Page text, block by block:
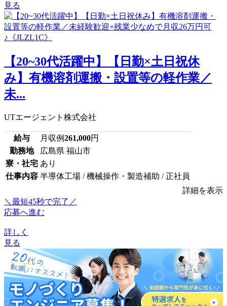
見る
【20~30代活躍中】【日勤×土日祝休
み】有機溶剤運搬・設置等の軽作業／
未...
UTエージェント株式会社
給与 月収例261,000円
勤務地
広島県 福山市
寮・社宅 あり
仕事内容 半導体工場 / 機械操作・製造補助 / 正社員
詳細を表示
＼最短45秒で完了／
応募へ進む
詳しく
見る